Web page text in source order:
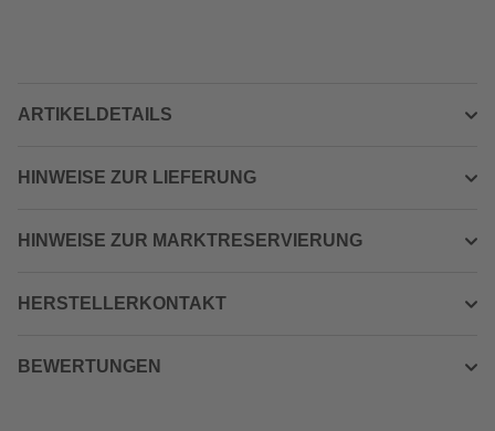
ARTIKELDETAILS
HINWEISE ZUR LIEFERUNG
HINWEISE ZUR MARKTRESERVIERUNG
HERSTELLERKONTAKT
BEWERTUNGEN